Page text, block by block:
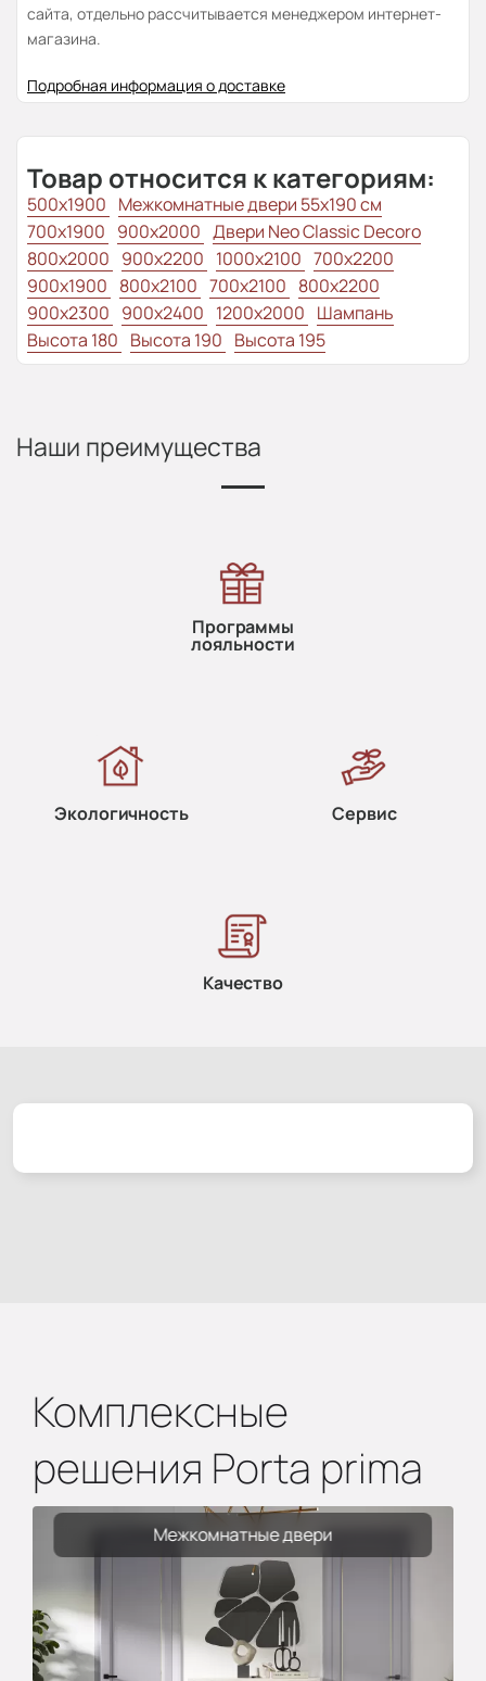
сайта, отдельно рассчитывается менеджером интернет-
магазина.
Подробная информация о доставке
Товар относится к категориям:
500x1900 Межкомнатные двери 55х190 см
700x1900 900x2000 Двери Neo Classic Decoro
800x2000 900x2200 1000x2100 700x2200
900x1900 800x2100 700x2100 800x2200
900x2300 900x2400 1200x2000 Шампань
Высота 180 Высота 190 Высота 195
Наши преимущества
Программы
лояльности
Экологичность Сервис
Качество
Комплексные
решения Porta prima
Межкомнатные двери